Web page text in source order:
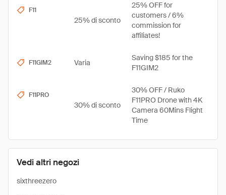
Vedi altri negozi
sixthreezero
F11
25% di sconto
25% OFF for
customers / 6%
commission for
affiliates!
F11GIM2 Varia
Saving $185 for the
F11GIM2
F11PRO
30% di sconto
30% OFF / Ruko
F11PRO Drone with 4K
Camera 60Mins Flight
Time